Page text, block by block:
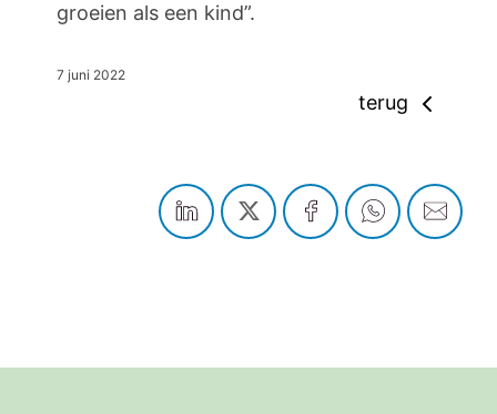
groeien als een kind”.
7 juni 2022
terug